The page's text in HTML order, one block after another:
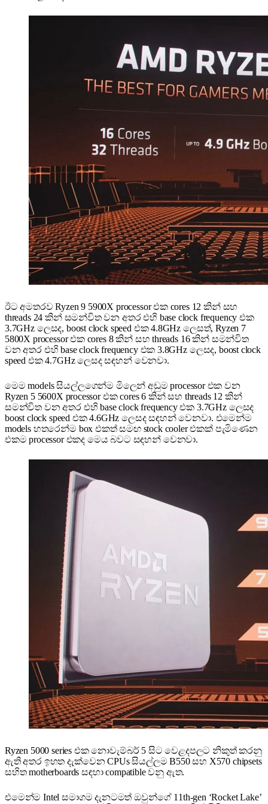
ඊට අමතරව Ryzen 9 5900X processor එක cores 12 කින් සහ
threads 24 කින් සමන්විත වන අතර එහි base clock frequency එක
3.7GHz ලෙසද, boost clock speed එක 4.8GHz ලෙසත්, Ryzen 7
5800X processor එක cores 8 කින් සහ threads 16 කින් සමන්විත
වන අතර එහි base clock frequency එක 3.8GHz ලෙසද, boost clock
speed එක 4.7GHz ලෙසද සඳහන් වෙනවා.
මෙම models සියල්ලගෙන්ම මිලෙන් අඩුම processor එක වන
Ryzen 5 5600X processor එක cores 6 කින් සහ threads 12 කින්
සමන්විත වන අතර එහි base clock frequency එක 3.7GHz ලෙසද
boost clock speed එක 4.6GHz ලෙසද සඳහන් වෙනවා. එමෙන්ම
models හතරෙන්ම box එකත් සමඟ stock cooler එකක් පැමිණෙන
එකම processor එකද මෙය බවට සඳහන් වෙනවා.
Ryzen 5000 series එක නොවැම්බර් 5 සිට වෙළදපලට නිකුත් කරනු
ඇති අතර ඉහත දැක්වෙන CPUs සියල්ලම B550 සහ X570 chipsets
සහිත motherboards සඳහා compatible වනු ඇත.
එමෙන්ම Intel සමාගම දැනටමත් ඔවුන්ගේ 11th-gen ‘Rocket Lake’